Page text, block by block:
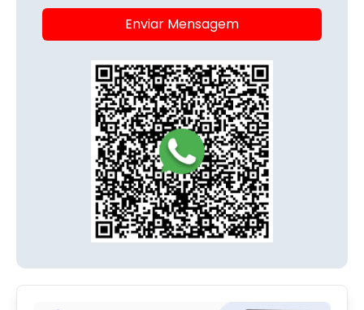
Enviar Mensagem